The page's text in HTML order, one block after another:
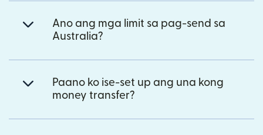
Ano ang mga limit sa pag-send sa
Australia?
Paano ko ise-set up ang una kong
money transfer?